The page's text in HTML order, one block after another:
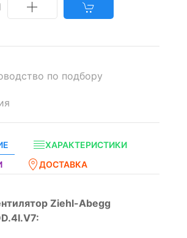
по подбору
ХАРАКТЕРИСТИКИ
ДОСТАВКА
Ziehl-Abegg